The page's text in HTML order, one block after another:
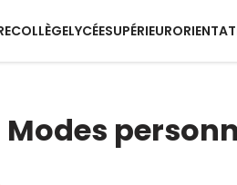
COLLÈGELYCÉESUPÉRIEUR
Modes